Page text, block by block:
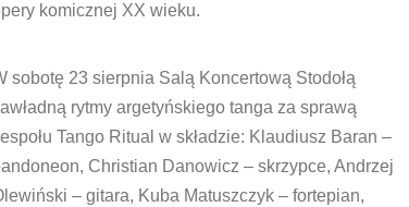
komicznej XX wieku.
sobotę 23 sierpnia Salą Koncertową Stodołą
rytmy argetyńskiego tanga za sprawą
Tango Ritual w składzie: Klaudiusz Baran –
Christian Danowicz – skrzypce, Andrzej
– gitara, Kuba Matuszczyk – fortepian,